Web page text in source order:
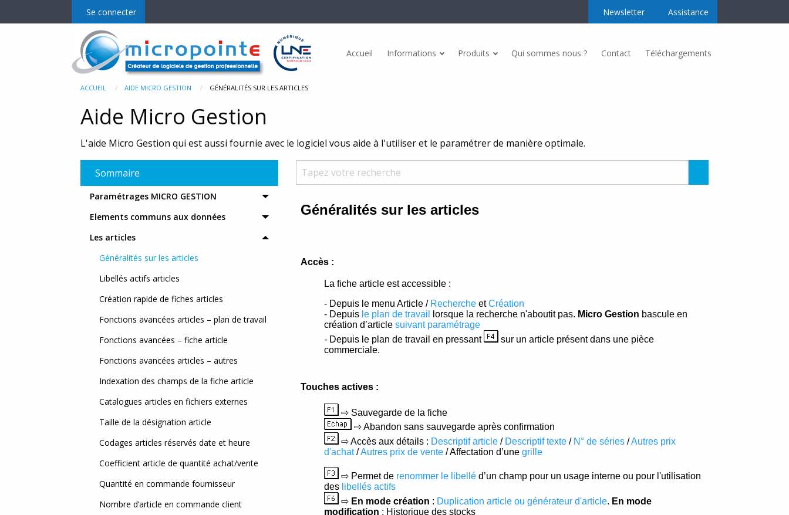
Se connecter Newsletter Assistance
Accueil Informations
Facturation électronique
Produits
Micro Gestion
La gamme
Fonctionnalités et prix
Modules
E-Commerce Mg@BtoB BtoC
MgPDA Inventaire Android
MgMail
MgPesage
Balance PC
Wynid
Etiquettes
Dématérialisation des tickets
Regroupement producteur
Qui sommes nous ? Contact Téléchargements
ACCUEIL AIDE MICRO GESTION GÉNÉRALITÉS SUR LES ARTICLES
Aide Micro Gestion
L'aide Micro Gestion qui est aussi fournie avec le logiciel vous aide à l'utiliser et le paramétrer de manière optimale.
Sommaire
Paramétrages MICRO GESTION
Elements communs aux données
Les articles
Généralités sur les articles
Libellés actifs articles
Création rapide de fiches articles
Fonctions avancées articles – plan de travail
Fonctions avancées – fiche article
Fonctions avancées articles – autres
Indexation des champs de la fiche article
Catalogues articles en fichiers externes
Taille de la désignation article
Codages articles réservés date et heure
Coefficient article de quantité achat/vente
Quantité en commande fournisseur
Nombre d’article en commande client